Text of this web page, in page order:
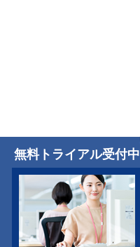
無料トライアル受付中